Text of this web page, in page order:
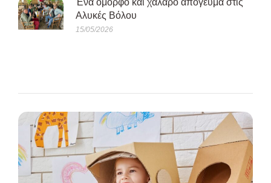
Ένα όμορφο και χαλαρό απόγευμα στις
Αλυκές Βόλου
15/05/2026